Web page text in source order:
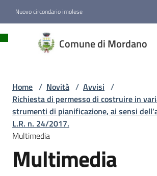
Nuovo circondario imolese
Comune di Mordano
di
Amministrazione
Novità
Menu selezionato
Home / Novità / Avvisi /
Richiesta di permesso di costruire in
strumenti di pianificazione, ai sensi
L.R. n. 24/2017.
Multimedia
Multimedia